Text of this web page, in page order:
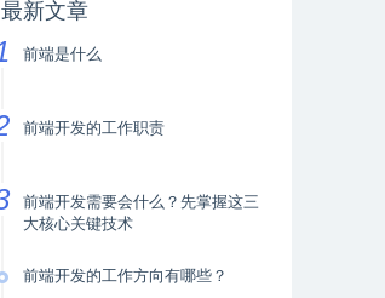
最新文章
前端是什么
前端开发的工作职责
前端开发需要会什么？先掌握这三
大核心关键技术
前端开发的工作方向有哪些？